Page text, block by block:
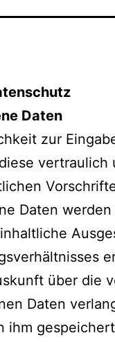
Daten
zur
vertraulich
Daten
über die
Daten
ihm